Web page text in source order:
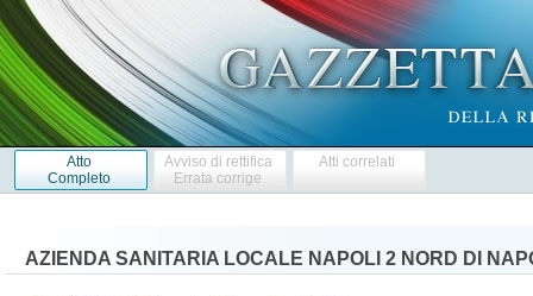
Atto
Completo
Avviso di rettifica
Errata corrige
Atti correlati
AZIENDA SANITARIA LOCALE NAPOLI 2 NORD DI